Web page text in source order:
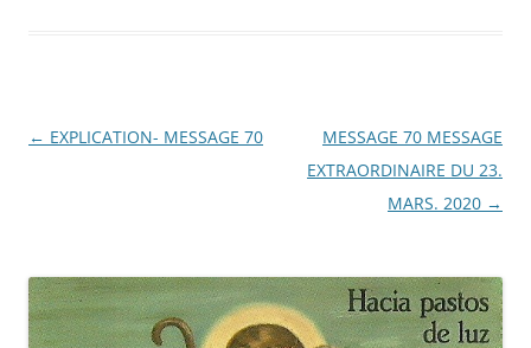
Navegación
← EXPLICATION- MESSAGE 70
MESSAGE 70 MESSAGE
EXTRAORDINAIRE DU 23.
MARS. 2020 →